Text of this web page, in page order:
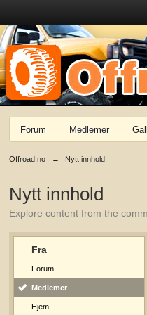
Forum Medlemer
Offroad.no → Nytt innhold
Nytt innhold
Explore content from the
Fra
Forum
Medlemer
Hjem